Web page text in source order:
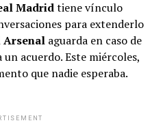
Madridtiene vínculo
para extenderlo
Arsenal aguarda en caso de
acuerdo. Este miércoles,
que nadie esperaba.